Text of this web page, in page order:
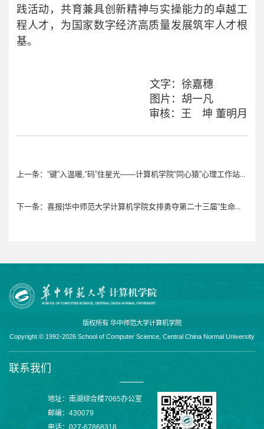
践活动，共育兼具创新精神与实操能力的卓越工
程人才，为国家数字经济高质量发展筑牢人才根
基。
文字：徐嘉穗
图片：胡一凡
审核：王 坤 董明月
上一条： “键”入温暖,“码”住星光——计算机学院“同心猿”心理工作站亮相游园会
下一条： 喜报|华中师范大学计算机学院女排勇夺第二十三届“生命杯”排球联赛季军
版权所有 华中师范大学计算机学院
Copyright © 1992-2026 School of Computer Science, Central China Normal University
联系我们
地址：南湖综合楼7065办公室
邮编：430079
电话：027-67868318